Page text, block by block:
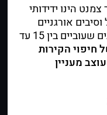
צמנט הינו ידידותי
אורגניים
מאפשרת יצירת קירות בטון מעוצבים שעוביים בין 15 עד
הקירות
מעניין